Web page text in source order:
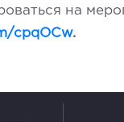
на
cpqOCw.